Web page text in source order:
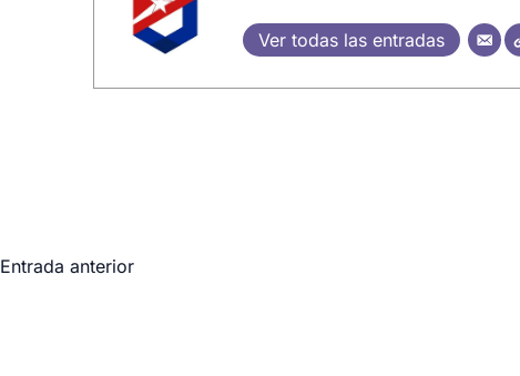
Ver todas las entradas
Entrada anterior